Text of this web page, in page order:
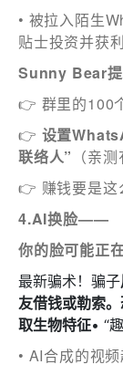
• 被拉入陌生
贴士投资并获
Sunny Bear提
👉 群里的100
👉 设置
联络人” （亲测
👉 赚钱要是这
4.AI换脸——
你的脸可能正
最新骗术！骗子
友借钱或勒索。
取生物特征• “
• AI合成的视